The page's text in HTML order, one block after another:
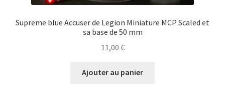
Supreme blue Accuser de Legion Miniature MCP Scaled et
sa base de 50 mm
11,00 €
Ajouter au panier